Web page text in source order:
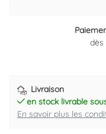
dès
Livraison
en stock livrable
En savoir plus les